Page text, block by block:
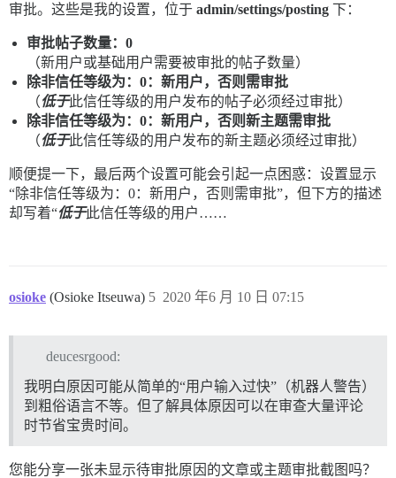
审批。这些是我的设置，位于 admin/settings/posting 下：
审批帖子数量：0
（新用户或基础用户需要被审批的帖子数量）
除非信任等级为：0：新用户，否则需审批
（低于此信任等级的用户发布的帖子必须经过审批）
除非信任等级为：0：新用户，否则新主题需审批
（低于此信任等级的用户发布的新主题必须经过审批）
顺便提一下，最后两个设置可能会引起一点困惑：设置显示
“除非信任等级为：0：新用户，否则需审批”，但下方的描述
却写着“低于此信任等级的用户……
osioke (Osioke Itseuwa) 2020 年6 月 10 日 07:15
5
deucesrgood:
我明白原因可能从简单的“用户输入过快”（机器人警告）
到粗俗语言不等。但了解具体原因可以在审查大量评论
时节省宝贵时间。
您能分享一张未显示待审批原因的文章或主题审批截图吗？